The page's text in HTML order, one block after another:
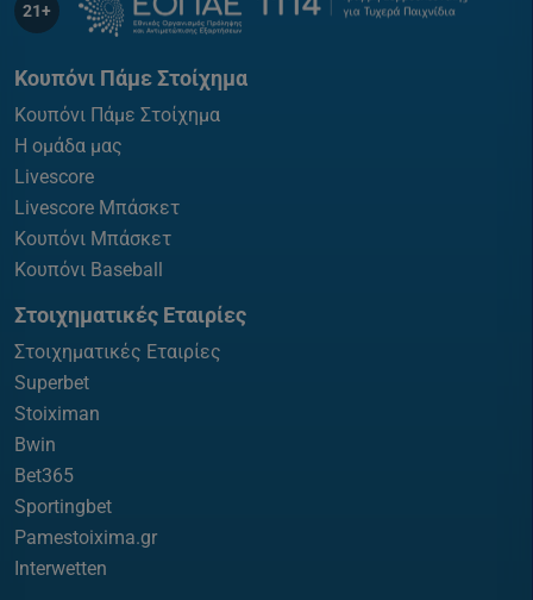
21+
Κουπόνι Πάμε Στοίχημα
Κουπόνι Πάμε Στοίχημα
Η ομάδα μας
Livescore
Livescore Μπάσκετ
Κουπόνι Μπάσκετ
Κουπόνι Baseball
Στοιχηματικές Εταιρίες
Στοιχηματικές Εταιρίες
Superbet
Stoiximan
Bwin
Bet365
Sportingbet
Pamestoixima.gr
Interwetten